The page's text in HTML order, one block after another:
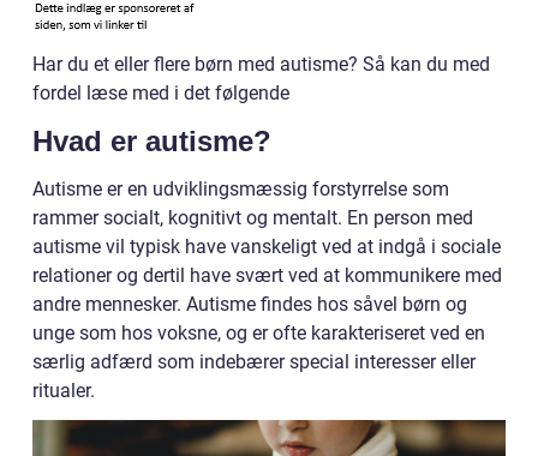
Har du et eller flere børn med autisme? Så kan du med
fordel læse med i det følgende
Hvad er autisme?
Autisme er en udviklingsmæssig forstyrrelse som
rammer socialt, kognitivt og mentalt. En person med
autisme vil typisk have vanskeligt ved at indgå i sociale
relationer og dertil have svært ved at kommunikere med
andre mennesker. Autisme findes hos såvel børn og
unge som hos voksne, og er ofte karakteriseret ved en
særlig adfærd som indebærer special interesser eller
ritualer.